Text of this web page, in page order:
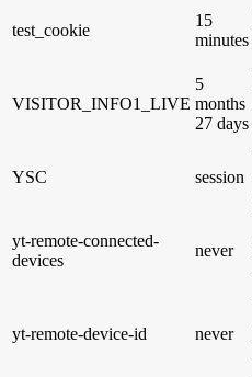
test_cookie
15
minutes
VISITOR_INFO1_LIVE
5
months
27 days
YSC session
yt-remote-connected-
devices
never
yt-remote-device-id never